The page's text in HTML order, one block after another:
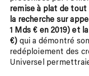
remise à plat de
la recherche sur
1 Mds € en 2019) et
€) qui a démontré
redéploiement des
Universel